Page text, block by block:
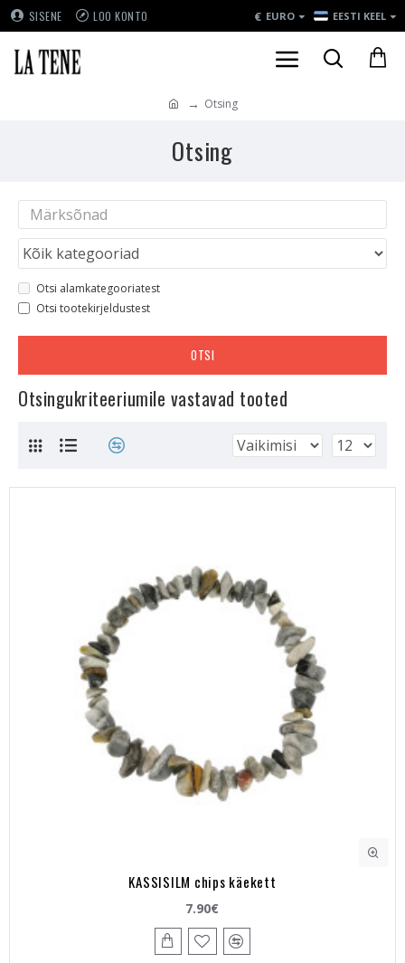
SISENE LOO KONTO € EURO EESTI KEEL
Otsing
Otsing
Otsi alamkategooriatest
Otsi tootekirjeldustest
OTSI
Otsingukriteeriumile vastavad tooted
KASSISILM chips käekett
7.90€